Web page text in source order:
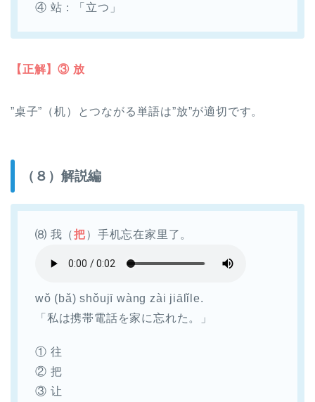
④ 站：「立つ」
【正解】③ 放
”桌子”（机）とつながる単語は”放”が適切です。
（８）解説編
⑻ 我（把）手机忘在家里了。
wǒ (bǎ) shǒujī wàng zài jiālǐle.
「私は携帯電話を家に忘れた。」
① 往
② 把
③ 让